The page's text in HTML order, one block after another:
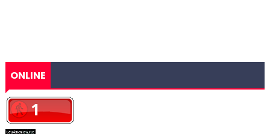
ONLINE